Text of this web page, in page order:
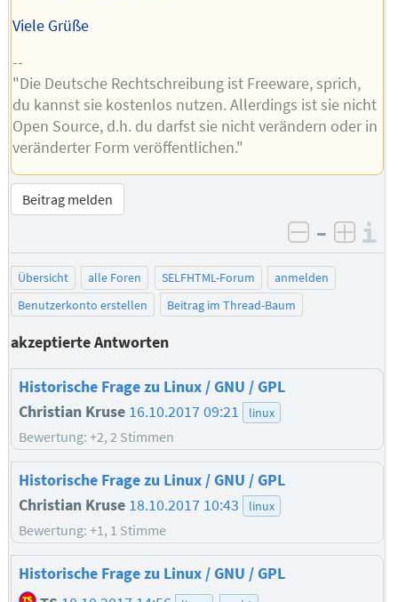
Viele Grüße
--
"Die Deutsche Rechtschreibung ist Freeware, sprich,
du kannst sie kostenlos nutzen. Allerdings ist sie nicht
Open Source, d.h. du darfst sie nicht verändern oder in
veränderter Form veröffentlichen."
Beitrag melden
negativ
–
Übersicht alle Foren SELFHTML-Forum
anmelden
Benutzerkonto erstellen
Beitrag im Thread-Baum
akzeptierte Antworten
Historische Frage zu Linux / GNU / GPL
Christian Kruse 16.10.2017 09:21 linux
Bewertung: +2, 2 Stimmen
Historische Frage zu Linux / GNU / GPL
Christian Kruse 18.10.2017 10:43 linux
Bewertung: +1, 1 Stimme
Historische Frage zu Linux / GNU / GPL